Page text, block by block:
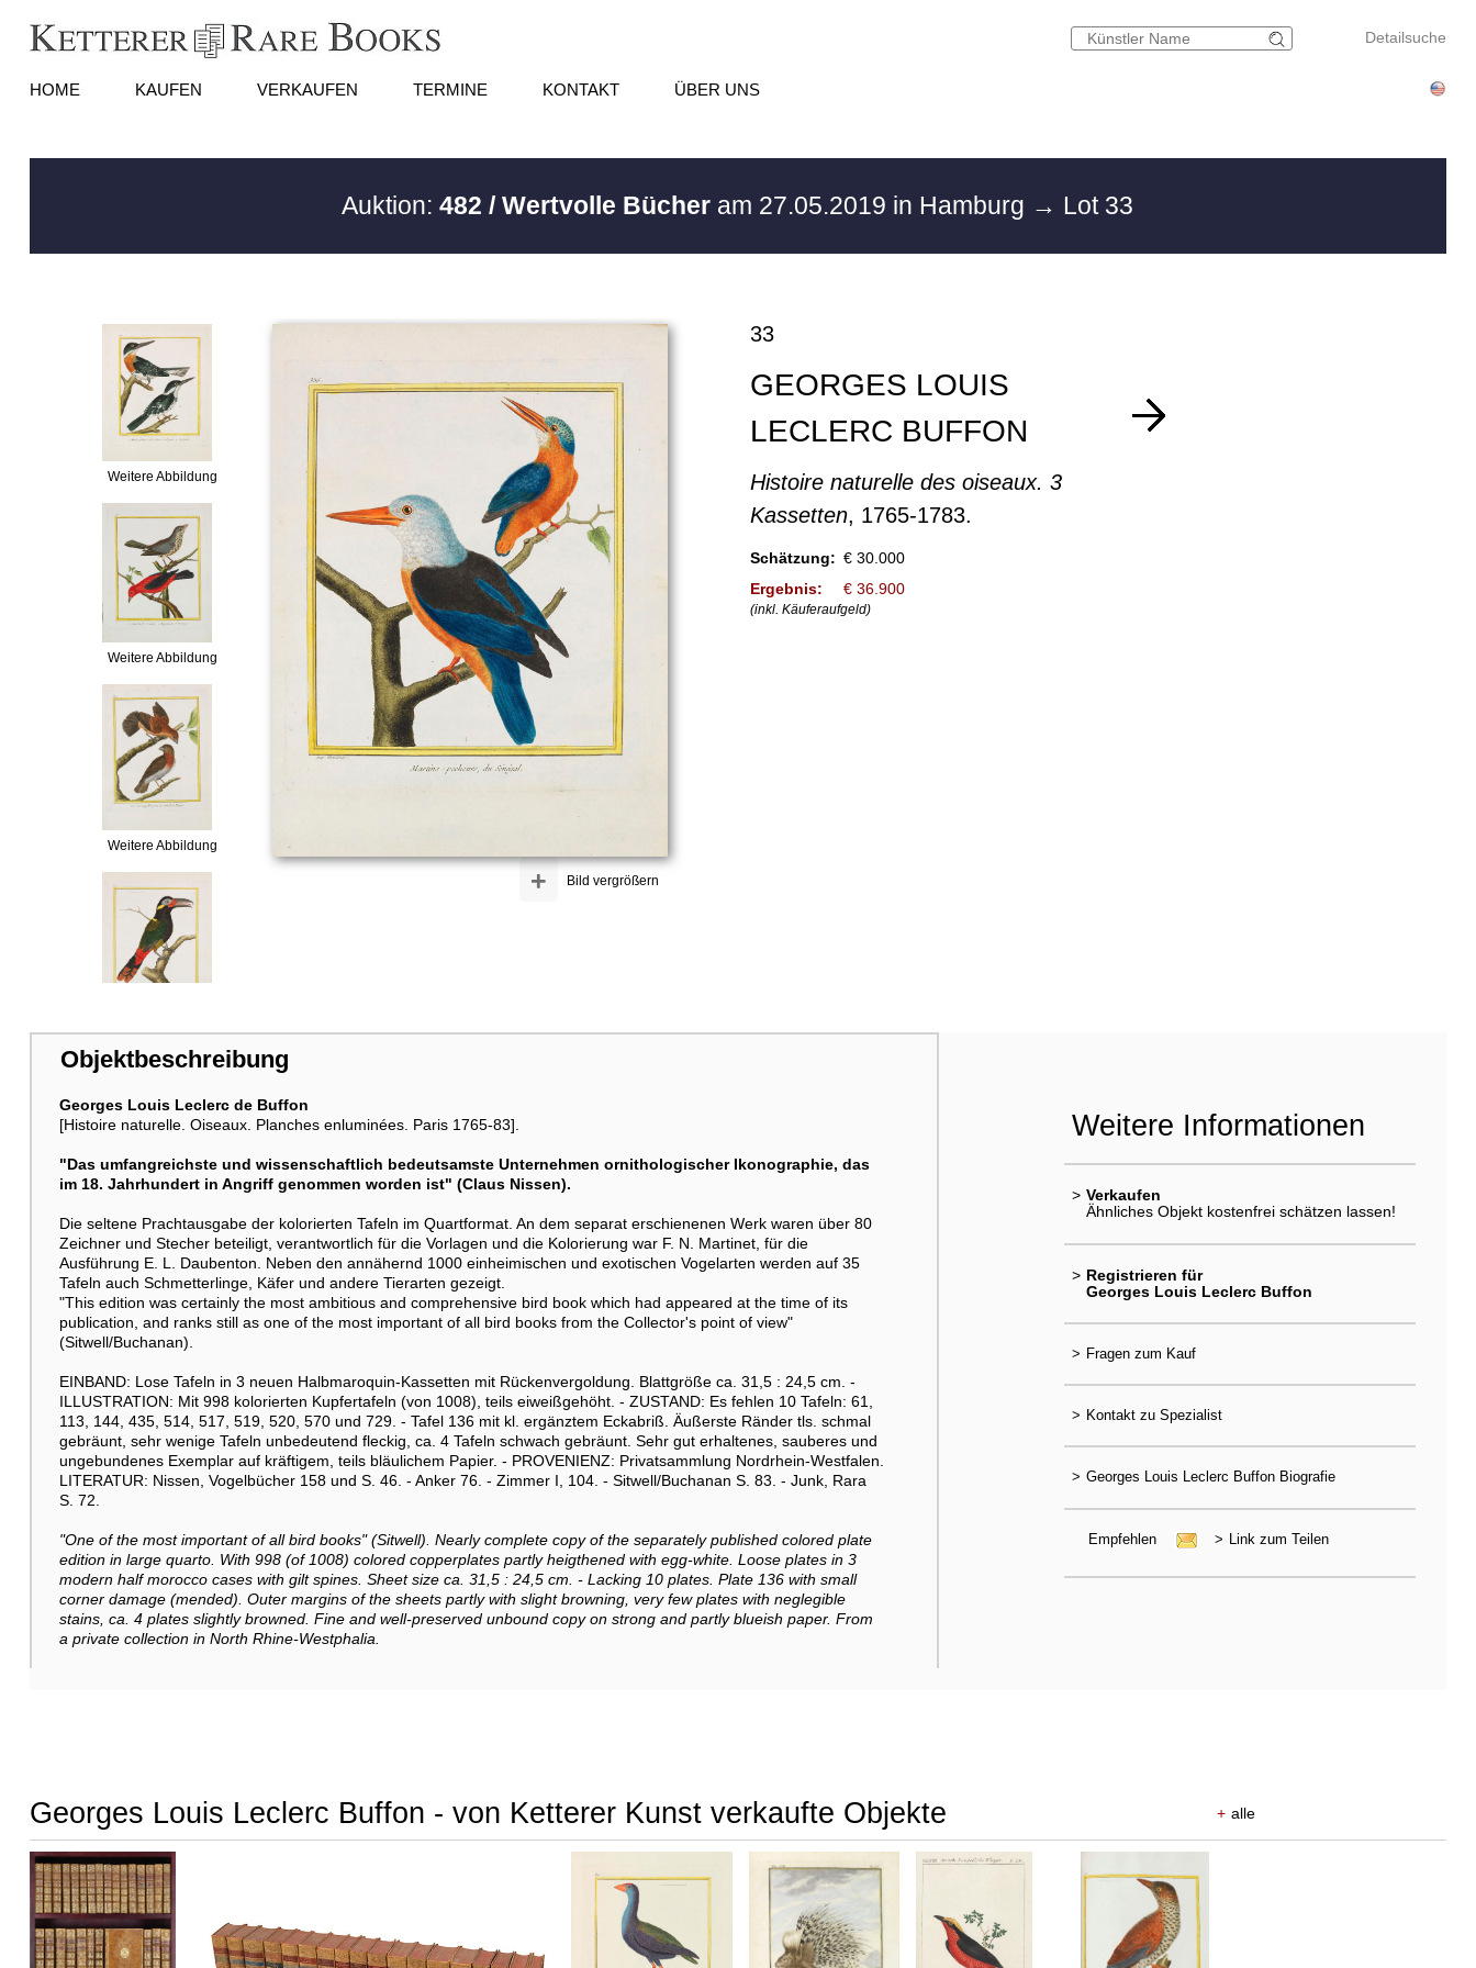
Detailsuche
HOME KAUFEN VERKAUFEN TERMINE KONTAKT ÜBER UNS
Auktion:482 / Wertvolle Bücher am 27.05.2019 in Hamburg → Lot 33
Weitere Abbildung
Weitere Abbildung
Weitere Abbildung
Weitere Abbildung
Weitere Abbildung
Weitere Abbildung
Weitere Abbildung
Bild vergrößern
+
33
GEORGES LOUIS
LECLERC BUFFON
Histoire naturelle des oiseaux. 3
Kassetten, 1765-1783.
Schätzung: € 30.000
Ergebnis:
€ 36.900
(inkl. Käuferaufgeld)
Objektbeschreibung
Georges Louis Leclerc de Buffon
[Histoire naturelle. Oiseaux. Planches enluminées. Paris 1765-83].
"Das umfangreichste und wissenschaftlich bedeutsamste Unternehmen ornithologischer Ikonographie, das
im 18. Jahrhundert in Angriff genommen worden ist" (Claus Nissen).
Die seltene Prachtausgabe der kolorierten Tafeln im Quartformat. An dem separat erschienenen Werk waren über 80
Zeichner und Stecher beteiligt, verantwortlich für die Vorlagen und die Kolorierung war F. N. Martinet, für die
Ausführung E. L. Daubenton. Neben den annähernd 1000 einheimischen und exotischen Vogelarten werden auf 35
Tafeln auch Schmetterlinge, Käfer und andere Tierarten gezeigt.
"This edition was certainly the most ambitious and comprehensive bird book which had appeared at the time of its
publication, and ranks still as one of the most important of all bird books from the Collector's point of view"
(Sitwell/Buchanan).
EINBAND: Lose Tafeln in 3 neuen Halbmaroquin-Kassetten mit Rückenvergoldung. Blattgröße ca. 31,5 : 24,5 cm. -
ILLUSTRATION: Mit 998 kolorierten Kupfertafeln (von 1008), teils eiweißgehöht. - ZUSTAND: Es fehlen 10 Tafeln: 61,
113, 144, 435, 514, 517, 519, 520, 570 und 729. - Tafel 136 mit kl. ergänztem Eckabriß. Äußerste Ränder tls. schmal
gebräunt, sehr wenige Tafeln unbedeutend fleckig, ca. 4 Tafeln schwach gebräunt. Sehr gut erhaltenes, sauberes und
ungebundenes Exemplar auf kräftigem, teils bläulichem Papier. - PROVENIENZ: Privatsammlung Nordrhein-Westfalen.
LITERATUR: Nissen, Vogelbücher 158 und S. 46. - Anker 76. - Zimmer I, 104. - Sitwell/Buchanan S. 83. - Junk, Rara
S. 72.
"One of the most important of all bird books" (Sitwell). Nearly complete copy of the separately published colored plate
edition in large quarto. With 998 (of 1008) colored copperplates partly heigthened with egg-white. Loose plates in 3
modern half morocco cases with gilt spines. Sheet size ca. 31,5 : 24,5 cm. - Lacking 10 plates. Plate 136 with small
corner damage (mended). Outer margins of the sheets partly with slight browning, very few plates with neglegible
stains, ca. 4 plates slightly browned. Fine and well-preserved unbound copy on strong and partly blueish paper. From
a private collection in North Rhine-Westphalia.
Weitere Informationen
> Verkaufen
Ähnliches Objekt kostenfrei schätzen lassen!
> Registrieren für
Georges Louis Leclerc Buffon
> Fragen zum Kauf
> Kontakt zu Spezialist
> Georges Louis Leclerc Buffon Biografie
Empfehlen > Link zum Teilen
Georges Louis Leclerc Buffon - von Ketterer Kunst verkaufte Objekte + alle